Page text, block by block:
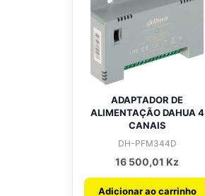
ADAPTADOR DE
ALIMENTAÇÃO DAHUA 4
CANAIS
DH-PFM344D
16 500,01 Kz
Adicionar ao carrinho